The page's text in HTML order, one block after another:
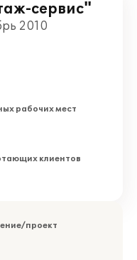
сервис"
2010
рабочих мест
клиентов
проект